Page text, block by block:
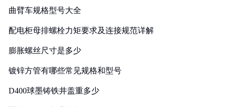
曲臂车规格型号大全
配电柜母排螺栓力矩要求及连接规范详解
膨胀螺丝尺寸是多少
镀锌方管有哪些常见规格和型号
D400球墨铸铁井盖重多少